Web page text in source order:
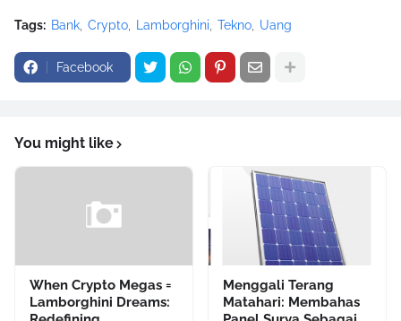
Tags: Bank Crypto Lamborghini Tekno Uang
Facebook
You might like
When Crypto Megas =
Lamborghini Dreams:
Menggali Terang
Matahari: Membahas